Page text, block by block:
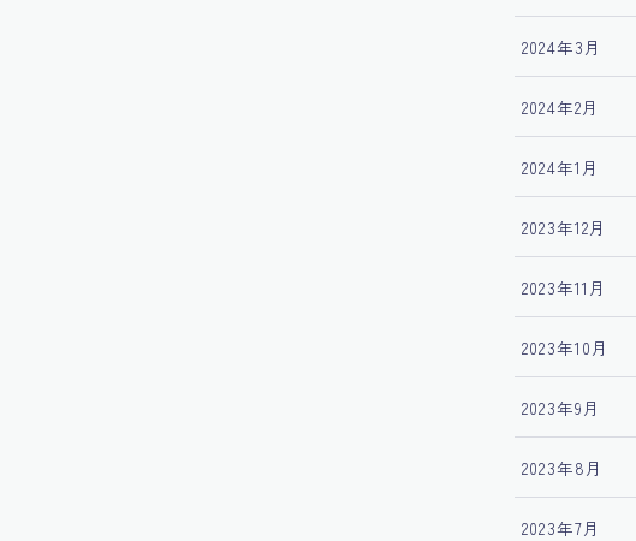
2024年3月
2024年2月
2024年1月
2023年12月
2023年11月
2023年10月
2023年9月
2023年8月
2023年7月